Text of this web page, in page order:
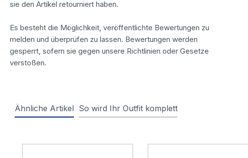
sie den Artikel retourniert haben.
Es besteht die Möglichkeit, veröffentlichte Bewertungen zu
melden und überprüfen zu lassen. Bewertungen werden
gesperrt, sofern sie gegen unsere Richtlinien oder Gesetze
verstoßen.
Ähnliche Artikel So wird Ihr Outfit komplett